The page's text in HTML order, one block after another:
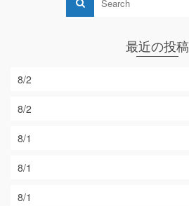
最近の投稿
8/2
8/2
8/1
8/1
8/1